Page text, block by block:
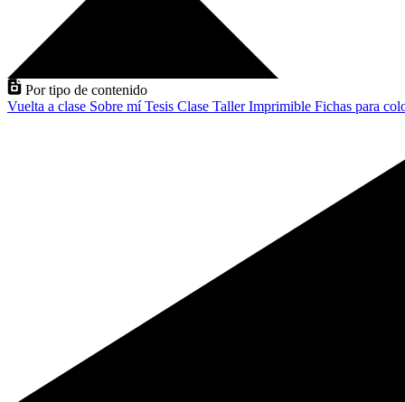
Por tipo de contenido
Vuelta a clase Sobre míTesis Clase TallerImprimible Fichas para